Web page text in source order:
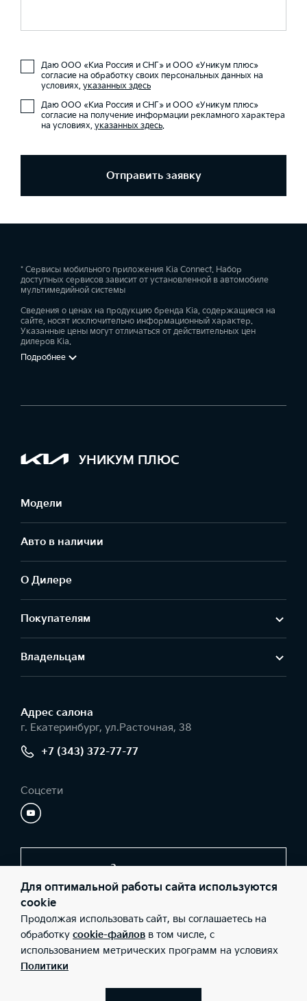
Даю ООО «Киа Россия и СНГ» и ООО «Уникум плюс»
согласие на обработку своих персональных данных на
условиях, указанных здесь
Даю ООО «Киа Россия и СНГ» и ООО «Уникум плюс»
согласие на получение информации рекламного характера
на условиях, указанных здесь.
Отправить заявку
* Сервисы мобильного приложения Kia Connect. Набор
доступных сервисов зависит от установленной в автомобиле
мультимедийной системы
Сведения о ценах на продукцию бренда Kia, содержащиеся на
сайте, носят исключительно информационный характер.
Указанные цены могут отличаться от действительных цен
дилеров Kia.
Подробнее
УНИКУМ ПЛЮС
Модели
Авто в наличии
О Дилере
Покупателям
Владельцам
Адрес салонa
г. Екатеринбург, ул.Расточная, 38
+7 (343) 372-77-77
Соцсети
Заказать звонок
© 2026 Юридические лица ООО «Уникум плюс» (Фактический
адрес: г. Екатеринбург, ул.Расточная, 38; Телефон: +7 (343) 372-
77-77; ИНН: 6659210642; ОГРН: 1106659011502), ООО «Киа
Россия и СНГ» (Фактический адрес: г.Москва, Валовая 26;
Телефон: 8 800 301 08 80; ИНН: 7728674093; ОГРН:
5087746291760) ведут деятельность на территории РФ в
Для оптимальной работы сайта используются
cookie
Продолжая использовать сайт, вы соглашаетесь на
обработку cookie-файлов в том числе, с
использованием метрических программ на условиях
Политики